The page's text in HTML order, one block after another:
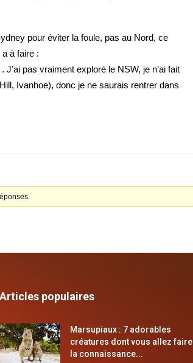
pour éviter la foule, pas au Nord, ce
à faire :
. J’ai pas vraiment exploré le NSW, je n’ai fait
Ivanhoe), donc je ne saurais rentrer dans
Articles populaires
Marsupiaux : 7 adorables
créatures dont vous allez faire
la connaissance...